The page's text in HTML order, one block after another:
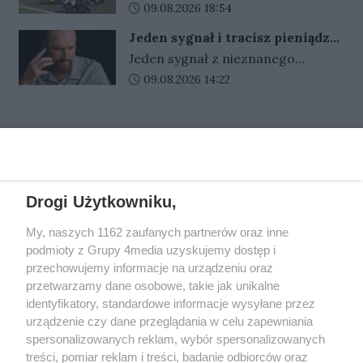
poniedziałek, 10 sierpnia, wpłyną
na dostawy wody.
Krono-Plast Włókniarzem
zawodnikiem spotkania był Anders
Thomsen, który zakończył zawody
z płatnym kompletem punktów.
Data dodania artykułu:
09.08.2026 18:54
Jeden sygnał i tracisz pieniądze.
Nigdy nie oddzwaniaj na te
numery
Jeden sygnał z nieznanego
numeru może kosztować nawet
Data dodania artykułu:
09.08.2026 14:22
REKLAMA
Drogi Użytkowniku,
My, naszych 1162 zaufanych partnerów oraz inne
podmioty z Grupy 4media uzyskujemy dostęp i
przechowujemy informacje na urządzeniu oraz
przetwarzamy dane osobowe, takie jak unikalne
identyfikatory, standardowe informacje wysyłane przez
urządzenie czy dane przeglądania w celu zapewniania
spersonalizowanych reklam, wybór spersonalizowanych
treści, pomiar reklam i treści, badanie odbiorców oraz